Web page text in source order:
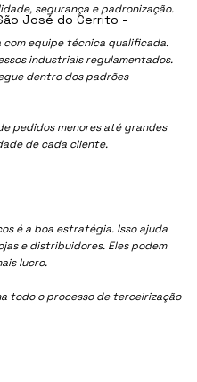
segurança e padronização.
equipe técnica qualificada.
industriais regulamentados.
dentro dos padrões
pedidos menores até grandes
de cada cliente.
é a boa estratégia. Isso ajuda
e distribuidores. Eles podem
lucro.
todo o processo de terceirização
José do Cerrito -